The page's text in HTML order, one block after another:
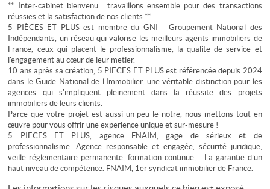
** Inter-cabinet bienvenu : travaillons ensemble pour des transactions
réussies et la satisfaction de nos clients **
5 PIÈCES ET PLUS est membre du GNI - Groupement National des
Indépendants, un réseau qui valorise les meilleurs agents immobiliers de
France, ceux qui placent le professionnalisme, la qualité de service et
l'engagement au cœur de leur métier.
10 ans après sa création, 5 PIÈCES ET PLUS est référencée depuis 2024
dans le Guide National de l'Immobilier, une véritable distinction pour les
agences qui s'impliquent pleinement dans la réussite des projets
immobiliers de leurs clients.
Parce que votre projet est aussi un peu le nôtre, nous mettons tout en
œuvre pour vous offrir une expérience unique et sur-mesure !
5 PIÈCES ET PLUS, agence FNAIM, gage de sérieux et de
professionnalisme. Agence responsable et engagée, sécurité juridique,
veille réglementaire permanente, formation continue,… La garantie d’un
haut niveau de compétence. FNAIM, 1er syndicat immobilier de France.